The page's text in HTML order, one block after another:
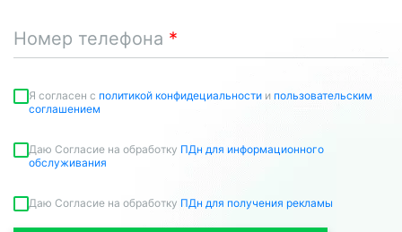
Номер телефона
Я согласен c политикой конфидециальности и пользовательским
соглашением
Даю Согласие на обработку ПДн для информационного
обслуживания
Даю Согласие на обработку ПДн для получения рекламы